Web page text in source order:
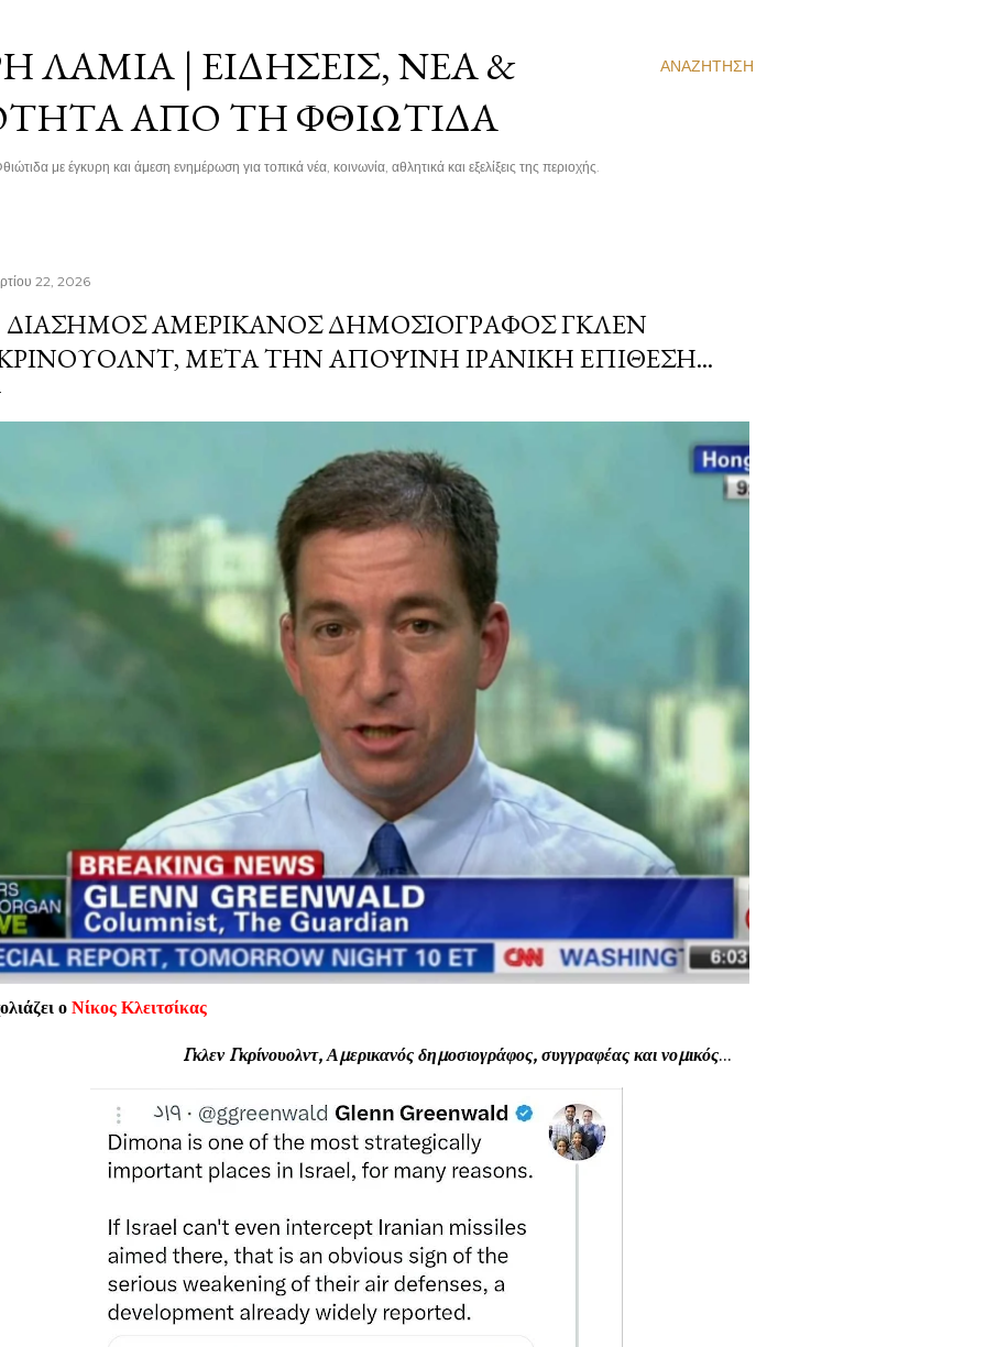
ΑΝΑΖΉΤΗΣΗ
ΛΑΜΊΑ | ΕΙΔΉΣΕΙΣ, ΝΈΑ &
ΑΠΌ ΤΗ ΦΘΙΏΤΙΔΑ
με έγκυρη και άμεση ενημέρωση για τοπικά νέα, κοινωνία, αθλητικά και εξελίξεις της περιοχής.
22, 2026
ΔΙΆΣΗΜΟΣ ΑΜΕΡΙΚΑΝΌΣ ΔΗΜΟΣΙΟΓΡΆΦΟΣ ΓΚΛΕΝ
ΜΕΤΆ ΤΗΝ ΑΠΟΨΙΝΉ ΙΡΑΝΙΚΉ ΕΠΊΘΕΣΗ...
ο Νίκος Κλειτσίκας
Γκλεν Γκρίνουολντ, Αμερικανός δημοσιογράφος, συγγραφέας και νομικός...